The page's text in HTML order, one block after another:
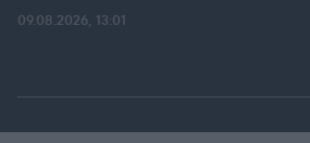
09.08.2026, 13:01